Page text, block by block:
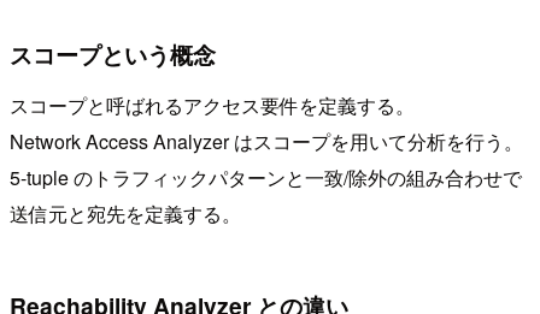
スコープという概念
スコープと呼ばれるアクセス要件を定義する。
Network Access Analyzer はスコープを用いて分析を行う。
5-tuple のトラフィックパターンと一致/除外の組み合わせで
送信元と宛先を定義する。
Reachability Analyzer との違い